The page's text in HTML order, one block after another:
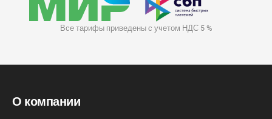
Все тарифы приведены с учетом НДС 5 %
О компании